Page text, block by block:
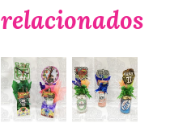
relacionados